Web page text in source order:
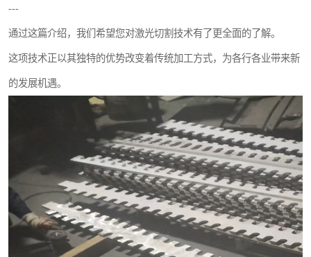
---
通过这篇介绍，我们希望您对激光切割技术有了更全面的了解。
这项技术正以其独特的优势改变着传统加工方式，为各行各业带来新
的发展机遇。